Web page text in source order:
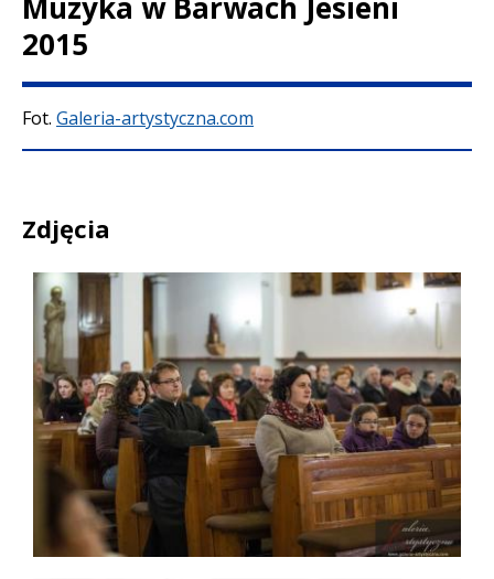
2015
Treść
Fot. Galeria-artystyczna.com
Zdjęcia